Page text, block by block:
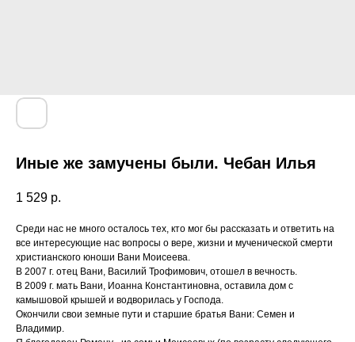
Иные же замучены были. Чебан Илья
1 529 р.
Среди нас не много осталось тех, кто мог бы рассказать и ответить на
все интересующие нас вопросы о вере, жизни и мученической смерти
христианского юноши Вани Моисеева.
В 2007 г. отец Вани, Василий Трофимович, отошел в вечность.
В 2009 г. мать Вани, Иоанна Константиновна, оставила дом с
камышовой крышей и водворилась у Господа.
Окончили свои земные пути и старшие братья Вани: Семен и
Владимир.